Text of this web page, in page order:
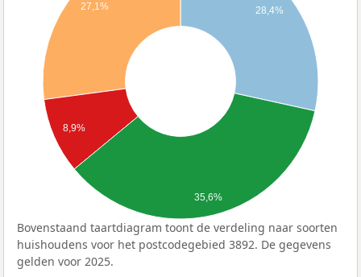
28,4%
27,1%
8,9%
35,6%
Bovenstaand taartdiagram toont de verdeling naar soorten
huishoudens voor het postcodegebied 3892. De gegevens
gelden voor 2025.